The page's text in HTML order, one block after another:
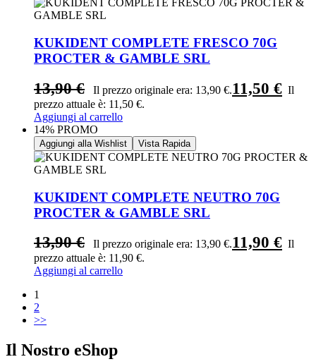
KUKIDENT COMPLETE FRESCO 70G
PROCTER & GAMBLE SRL
13,90€ Il prezzo originale era: 13,90 €.11,50 € Il
prezzo attuale è: 11,50 €.
Aggiungi al carrello
14% PROMO
Aggiungi alla Wishlist Vista Rapida
KUKIDENT COMPLETE NEUTRO 70G
PROCTER & GAMBLE SRL
13,90€ Il prezzo originale era: 13,90 €.11,90 € Il
prezzo attuale è: 11,90 €.
Aggiungi al carrello
1
2
>>
Il Nostro eShop